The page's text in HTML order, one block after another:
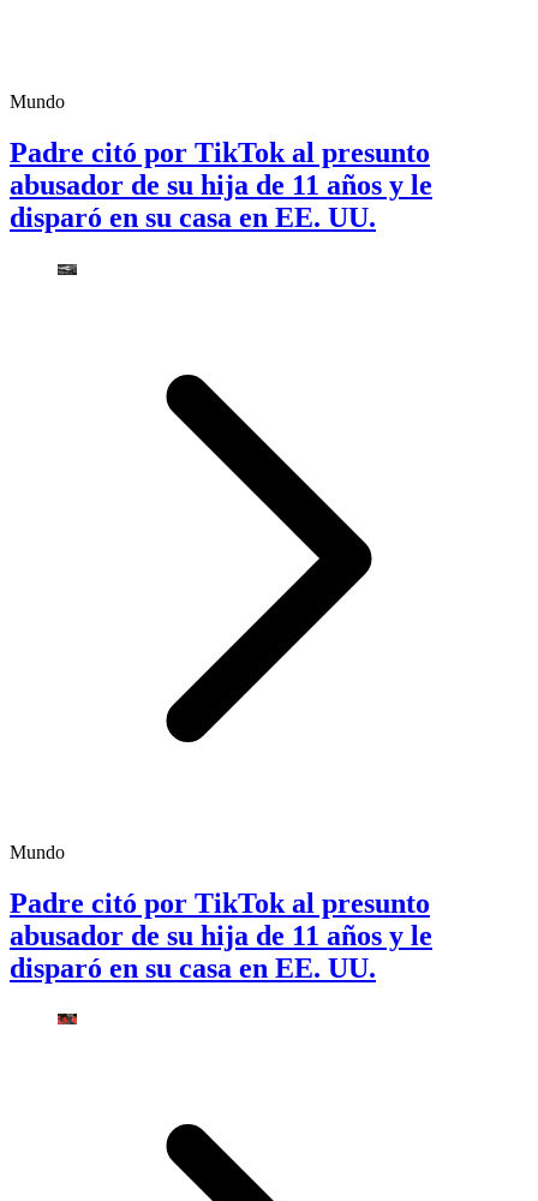
Mundo
Padre citó por TikTok al presunto
abusador de su hija de 11 años y le
disparó en su casa en EE. UU.
Mundo
Padre citó por TikTok al presunto
abusador de su hija de 11 años y le
disparó en su casa en EE. UU.